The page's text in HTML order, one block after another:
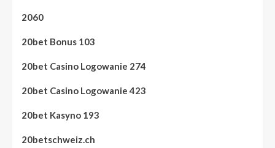
2060
20bet Bonus 103
20bet Casino Logowanie 274
20bet Casino Logowanie 423
20bet Kasyno 193
20betschweiz.ch